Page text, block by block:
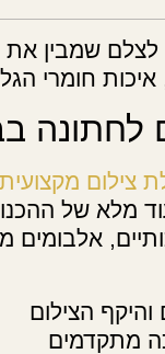
לצלם שמבין
איכות
לחתונה
צילום מקצועית
מלא של
אלבומים
הצילום
מתקדמים